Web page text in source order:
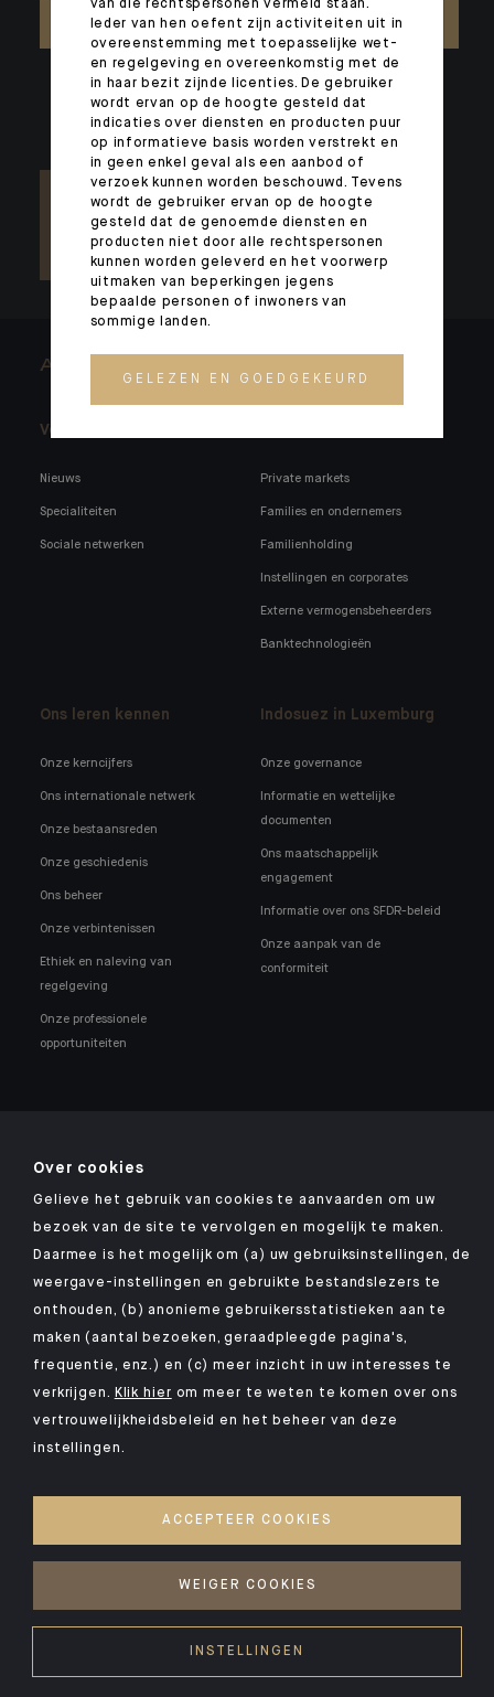
CONTACT OPNEMEN
ARCHITECTS OF WEALTH
Voorpagina
Nieuws
Specialiteiten
Sociale netwerken
Private markets
Families en ondernemers
Familienholding
Instellingen en corporates
Externe vermogensbeheerders
Banktechnologieën
Ons leren kennen
Onze kerncijfers
Ons internationale netwerk
Onze bestaansreden
Onze geschiedenis
Ons beheer
Onze verbintenissen
Ethiek en naleving van
regelgeving
Onze professionele
opportuniteiten
Indosuez in Luxemburg
Onze governance
Informatie en wettelijke
documenten
Ons maatschappelijk
engagement
Informatie over ons SFDR-beleid
Onze aanpak van de
conformiteit
Onze Indosuez-app vinden
WETTELIJKE VERMELDINGEN
PERSOONSGEGEVENS
COOKIEBELEID
PSD2
van die rechtspersonen vermeld staan.
Ieder van hen oefent zijn activiteiten uit in
overeenstemming met toepasselijke wet-
en regelgeving en overeenkomstig met de
in haar bezit zijnde licenties. De gebruiker
wordt ervan op de hoogte gesteld dat
indicaties over diensten en producten puur
op informatieve basis worden verstrekt en
in geen enkel geval als een aanbod of
verzoek kunnen worden beschouwd. Tevens
wordt de gebruiker ervan op de hoogte
gesteld dat de genoemde diensten en
producten niet door alle rechtspersonen
kunnen worden geleverd en het voorwerp
uitmaken van beperkingen jegens
bepaalde personen of inwoners van
sommige landen.
GELEZEN EN GOEDGEKEURD
Over cookies
Gelieve het gebruik van cookies te aanvaarden om uw
bezoek van de site te vervolgen en mogelijk te maken.
Daarmee is het mogelijk om (a) uw gebruiksinstellingen, de
weergave-instellingen en gebruikte bestandslezers te
onthouden, (b) anonieme gebruikersstatistieken aan te
maken (aantal bezoeken, geraadpleegde pagina's,
frequentie, enz.) en (c) meer inzicht in uw interesses te
verkrijgen. Klik hier om meer te weten te komen over ons
vertrouwelijkheidsbeleid en het beheer van deze
instellingen.
ACCEPTEER COOKIES
WEIGER COOKIES
INSTELLINGEN